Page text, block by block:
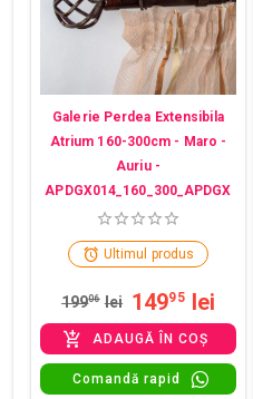
Galerie Perdea Extensibila
Atrium 160-300cm - Maro -
Auriu -
APDGX014_160_300_APDGX
Ultimul produs
19906 lei 14995 lei
ADAUGĂ ÎN COȘ
Comandă rapid